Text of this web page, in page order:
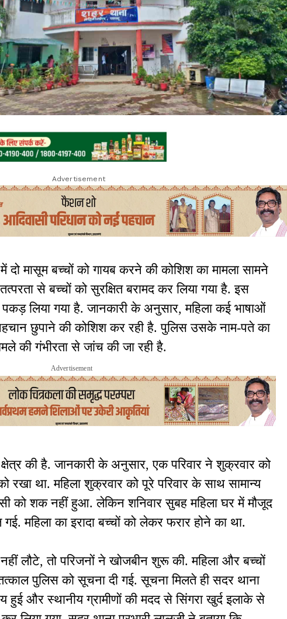
Advertisement
दो मासूम बच्चों को गायब करने की कोशिश का मामला सामने
से बच्चों को सुरक्षित बरामद कर लिया गया है. इस
लिया गया है. जानकारी के अनुसार, महिला कई भाषाओं
छुपाने की कोशिश कर रही है. पुलिस उसके नाम-पते का
की गंभीरता से जांच की जा रही है.
Advertisement
की है. जानकारी के अनुसार, एक परिवार ने शुक्रवार को
रखा था. महिला शुक्रवार को पूरे परिवार के साथ सामान्य
को शक नहीं हुआ. लेकिन शनिवार सुबह महिला घर में मौजूद
महिला का इरादा बच्चों को लेकर फरार होने का था.
लौटे, तो परिजनों ने खोजबीन शुरू की. महिला और बच्चों
पुलिस को सूचना दी गई. सूचना मिलते ही सदर थाना
और स्थानीय ग्रामीणों की मदद से सिंगरा खुर्द इलाके से